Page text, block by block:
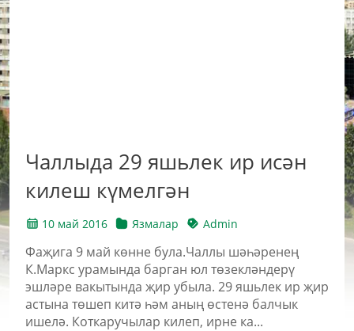
Чаллыда 29 яшьлек ир исән
килеш күмелгән
10 май 2016 Язмалар Admin
Фаҗига 9 май көнне була.Чаллы шәһәренең
К.Маркс урамында барган юл төзекләндерү
эшләре вакытында җир убыла. 29 яшьлек ир җир
астына төшеп китә һәм аның өстенә балчык
ишелә. Коткаручылар килеп, ирне ка...